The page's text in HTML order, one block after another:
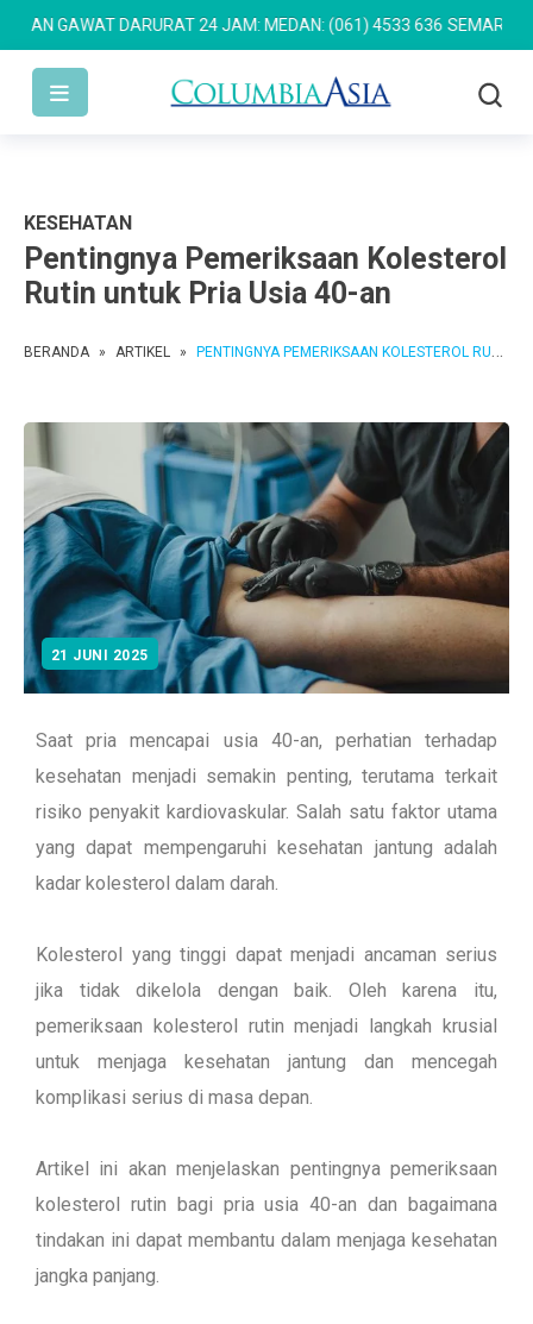
GAWAT DARURAT 24 JAM: MEDAN: (061) 4533 636 SEMARANG:
KESEHATAN
Pentingnya Pemeriksaan Kolesterol
Rutin untuk Pria Usia 40-an
BERANDA » ARTIKEL » PENTINGNYA PEMERIKSAAN KOLESTEROL RUTIN UNTUK PRIA USIA 40-AN
21 JUNI 2025
Saat pria mencapai usia 40-an, perhatian terhadap
kesehatan menjadi semakin penting, terutama terkait
risiko penyakit kardiovaskular. Salah satu faktor utama
yang dapat mempengaruhi kesehatan jantung adalah
kadar kolesterol dalam darah.
Kolesterol yang tinggi dapat menjadi ancaman serius
jika tidak dikelola dengan baik. Oleh karena itu,
pemeriksaan kolesterol rutin menjadi langkah krusial
untuk menjaga kesehatan jantung dan mencegah
komplikasi serius di masa depan.
Artikel ini akan menjelaskan pentingnya pemeriksaan
kolesterol rutin bagi pria usia 40-an dan bagaimana
tindakan ini dapat membantu dalam menjaga kesehatan
jangka panjang.